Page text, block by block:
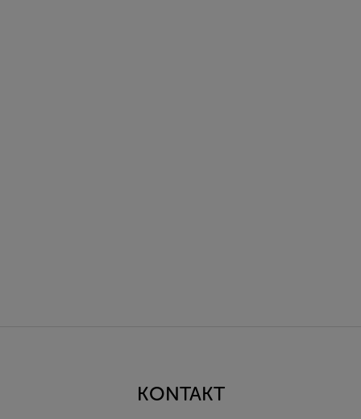
KONTAKT